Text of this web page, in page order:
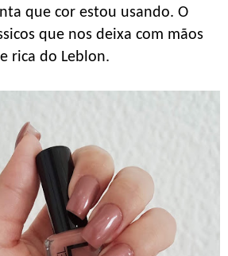
que cor estou usando. O
que nos deixa com mãos
rica do Leblon.